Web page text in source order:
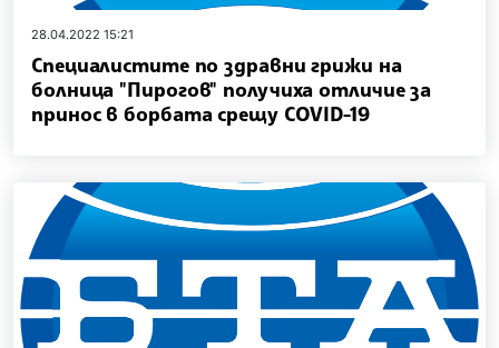
28.04.2022 15:21
Специалистите по здравни грижи на
болница "Пирогов" получиха отличие за
принос в борбата срещу COVID-19